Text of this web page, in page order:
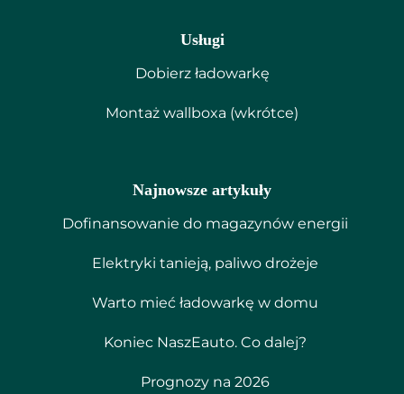
Najnowsze artykuły
Dofinansowanie do magazynów energii
Elektryki tanieją, paliwo drożeje
Warto mieć ładowarkę w domu
Koniec NaszEauto. Co dalej?
Prognozy na 2026
Usługi
Dobierz ładowarkę
Montaż wallboxa (wkrótce)